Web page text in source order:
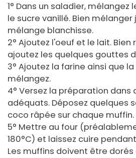
1° Dans un saladier, mélangez
le sucre vanillé. Bien
mélange blanchisse.
2° Ajoutez l'oeuf et le lait. Bien
ajoutez les quelques gouttes
3° Ajoutez la farine ainsi que la
mélangez.
4° Versez la préparation dans
adéquats. Déposez quelques
coco râpée sur chaque muffin.
5° Mettre au four
180°C) et laissez cuire
Les muffins doivent être